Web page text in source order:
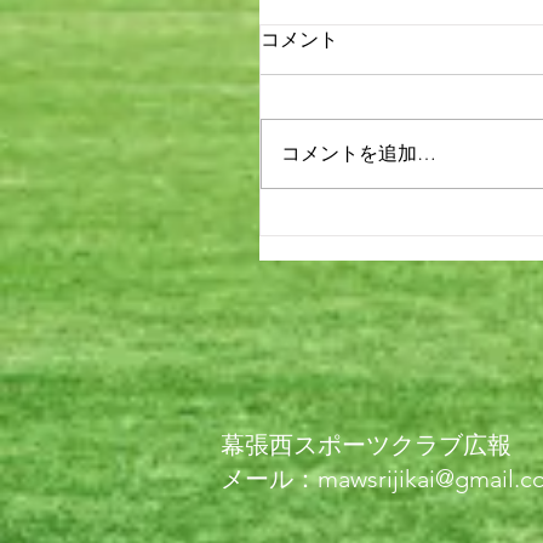
コメント
コメントを追加…
幕張西スポーツクラブ広報
メール：